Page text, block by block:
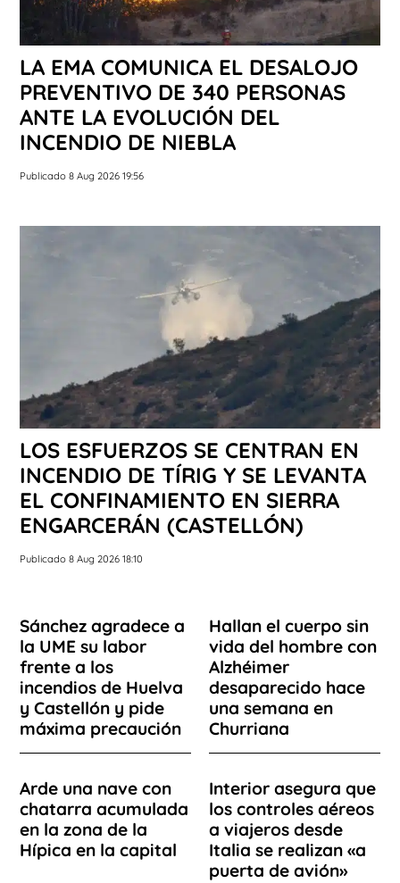
LA EMA COMUNICA EL DESALOJO
PREVENTIVO DE 340 PERSONAS
ANTE LA EVOLUCIÓN DEL
INCENDIO DE NIEBLA
Publicado 8 Aug 2026 19:56
LOS ESFUERZOS SE CENTRAN EN
INCENDIO DE TÍRIG Y SE LEVANTA
EL CONFINAMIENTO EN SIERRA
ENGARCERÁN (CASTELLÓN)
Publicado 8 Aug 2026 18:10
Sánchez agradece a
la UME su labor
frente a los
incendios de Huelva
y Castellón y pide
máxima precaución
Hallan el cuerpo sin
vida del hombre con
Alzhéimer
desaparecido hace
una semana en
Churriana
Arde una nave con
chatarra acumulada
en la zona de la
Hípica en la capital
Interior asegura que
los controles aéreos
a viajeros desde
Italia se realizan «a
puerta de avión»